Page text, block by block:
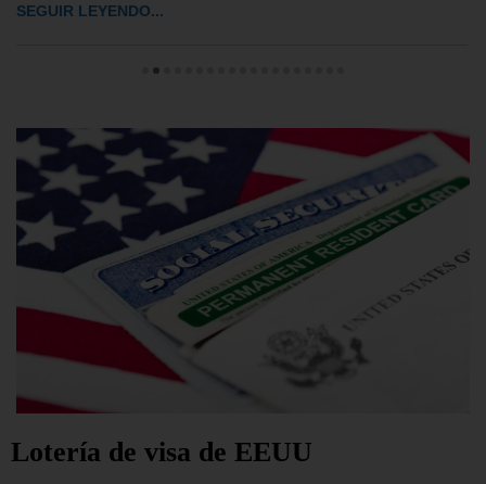
SEGUIR LEYENDO...
Lotería de visa de EEUU